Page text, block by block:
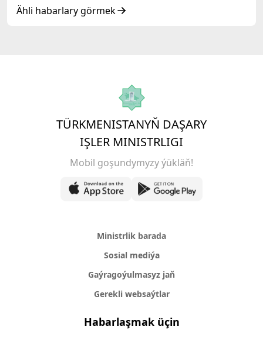
ýokary derejeli wezipeli adamlarynyň mejlisine
Ähli habarlary görmek
TÜRKMENISTANYŇ DAŞARY
IŞLER MINISTRLIGI
Mobil goşundymyzy ýükläň!
Ministrlik barada
Sosial mediýa
Gaýragoýulmasyz jaň
Gerekli websaýtlar
Habarlaşmak üçin